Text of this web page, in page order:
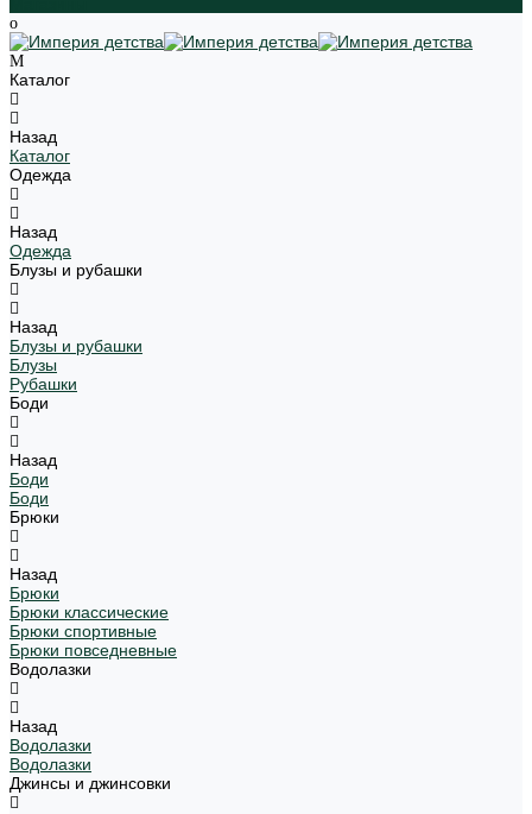
Каталог
Назад
Каталог
Одежда
Назад
Одежда
Блузы и рубашки
Назад
Блузы и рубашки
Блузы
Рубашки
Боди
Назад
Боди
Боди
Брюки
Назад
Брюки
Брюки классические
Брюки спортивные
Брюки повседневные
Водолазки
Назад
Водолазки
Водолазки
Джинсы и джинсовки